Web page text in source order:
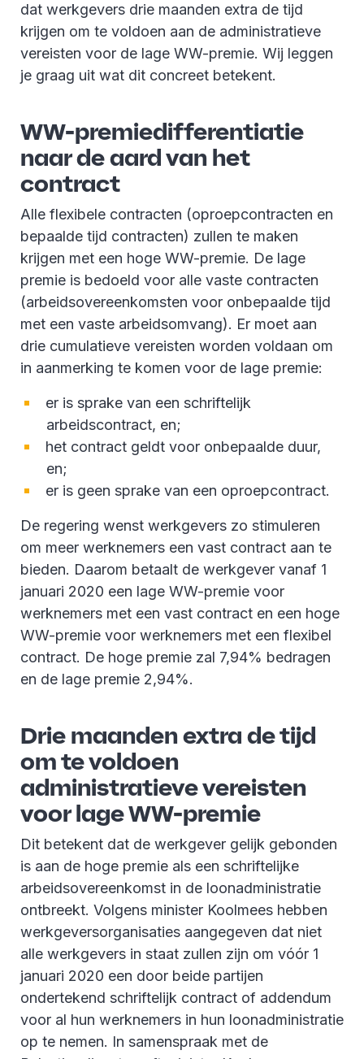
dat werkgevers drie maanden extra de tijd
krijgen om te voldoen aan de administratieve
vereisten voor de lage WW-premie. Wij leggen
je graag uit wat dit concreet betekent.
WW-premiedifferentiatie
naar de aard van het
contract
Alle flexibele contracten (oproepcontracten en
bepaalde tijd contracten) zullen te maken
krijgen met een hoge WW-premie. De lage
premie is bedoeld voor alle vaste contracten
(arbeidsovereenkomsten voor onbepaalde tijd
met een vaste arbeidsomvang). Er moet aan
drie cumulatieve vereisten worden voldaan om
in aanmerking te komen voor de lage premie:
er is sprake van een schriftelijk
arbeidscontract, en;
het contract geldt voor onbepaalde duur,
en;
er is geen sprake van een oproepcontract.
De regering wenst werkgevers zo stimuleren
om meer werknemers een vast contract aan te
bieden. Daarom betaalt de werkgever vanaf 1
januari 2020 een lage WW-premie voor
werknemers met een vast contract en een hoge
WW-premie voor werknemers met een flexibel
contract. De hoge premie zal 7,94% bedragen
en de lage premie 2,94%.
Drie maanden extra de tijd
om te voldoen
administratieve vereisten
voor lage WW-premie
Dit betekent dat de werkgever gelijk gebonden
is aan de hoge premie als een schriftelijke
arbeidsovereenkomst in de loonadministratie
ontbreekt. Volgens minister Koolmees hebben
werkgeversorganisaties aangegeven dat niet
alle werkgevers in staat zullen zijn om vóór 1
januari 2020 een door beide partijen
ondertekend schriftelijk contract of addendum
voor al hun werknemers in hun loonadministratie
op te nemen. In samenspraak met de